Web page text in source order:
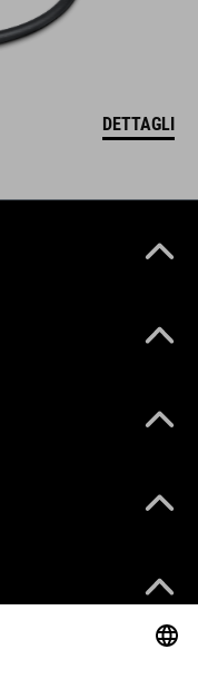
DETTAGLI